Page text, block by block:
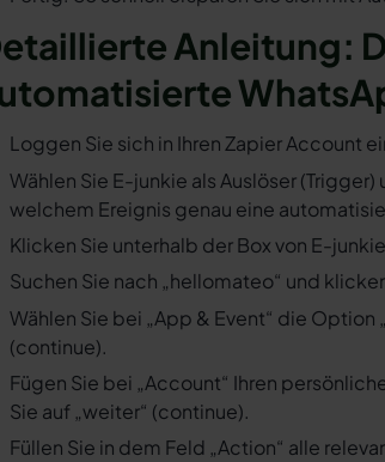
Anleitung:
Loggen Sie sich in Ihren Zapier Account
Wählen Sie E-junkie als Auslöser
welchem Ereignis genau eine
Klicken Sie unterhalb der Box von E-
Suchen Sie nach „hellomateo“ und
Wählen Sie bei „App & Event“ die
(continue).
Fügen Sie bei „Account“ Ihren
Sie auf „weiter“ (continue).
Füllen Sie in dem Feld „Action“ alle